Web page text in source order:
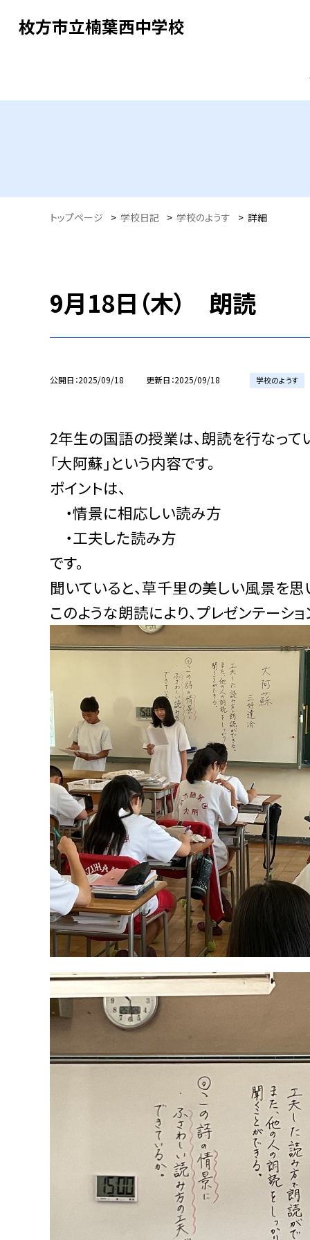
枚方市立楠葉西中学校
トップページ > 学校日記 > 学校のようす > 詳細
9月18日（木） 朗読
公開日 2025/09/18 更新日 2025/09/18 学校のようす
2年生の国語の授業は、朗読を行なって
「大阿蘇」という内容です。
ポイントは、
・情景に相応しい読み方
・工夫した読み方
です。
聞いていると、草千里の美しい風景を思
このような朗読により、プレゼンテーシ